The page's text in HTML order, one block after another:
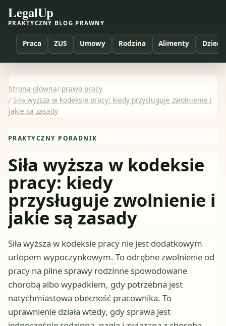
LegalUp
PRAKTYCZNY BLOG PRAWNY
Praca ZUS Umowy Rodzina Alimenty Dzieci
Strona glowna/ prawo pracy
/ Siła wyższa w kodeksie pracy: kiedy przysługuje zwolnienie i
jakie są zasady
PRAKTYCZNY PORADNIK
Siła wyższa w kodeksie
pracy: kiedy
przysługuje zwolnienie i
jakie są zasady
Siła wyższa w kodeksie pracy nie jest dodatkowym
urlopem wypoczynkowym. To odrębne zwolnienie od
pracy na pilne sprawy rodzinne spowodowane
chorobą albo wypadkiem, gdy potrzebna jest
natychmiastowa obecność pracownika. To
uprawnienie działa wtedy, gdy sprawa jest